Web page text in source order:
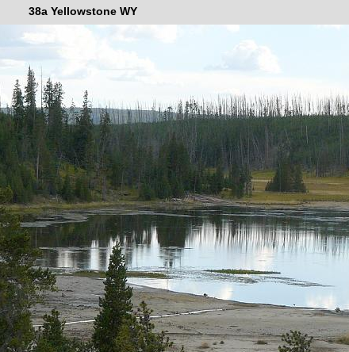
38a Yellowstone WY